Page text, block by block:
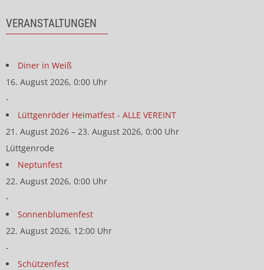
VERANSTALTUNGEN
Diner in Weiß
16. August 2026, 0:00 Uhr
-
Lüttgenröder Heimatfest - ALLE VEREINT
21. August 2026 – 23. August 2026, 0:00 Uhr
Lüttgenrode
Neptunfest
22. August 2026, 0:00 Uhr
-
Sonnenblumenfest
22. August 2026, 12:00 Uhr
-
Schützenfest